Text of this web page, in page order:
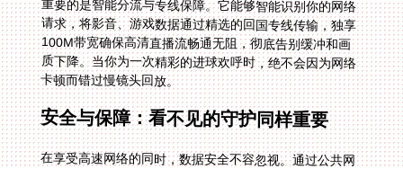
卡顿而错过慢镜头回放。
安全与保障：看不见的守护同样重要
在享受高速网络的同时，数据安全不容忽视。通过公共网
络或不可靠的代理访问国内平台，存在隐私泄露风险。可
靠的服务商会提供数据安全加密，通过专线传输你的所有
访问数据，确保你的登录信息、观看记录等隐私不被窥
探。此外，售后实时保障和专业的技术团队是坚强后盾。
一旦遇到任何连接问题，都能快速获得技术支持，这对于